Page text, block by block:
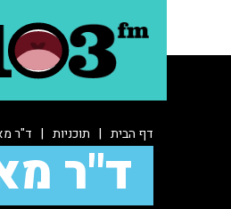
דף הבית | תוכניות | ד"ר
ד"ר